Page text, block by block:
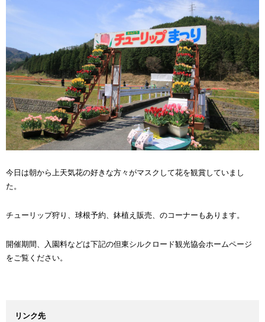
今日は朝から上天気花の好きな方々がマスクして花を観賞していまし
た。
チューリップ狩り、球根予約、鉢植え販売、のコーナーもあります。
開催期間、入園料などは下記の但東シルクロード観光協会ホームページ
をご覧ください。
リンク先